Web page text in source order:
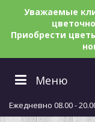
Уважаемые
Приобрести
Меню
Ежедневно 08.00 -